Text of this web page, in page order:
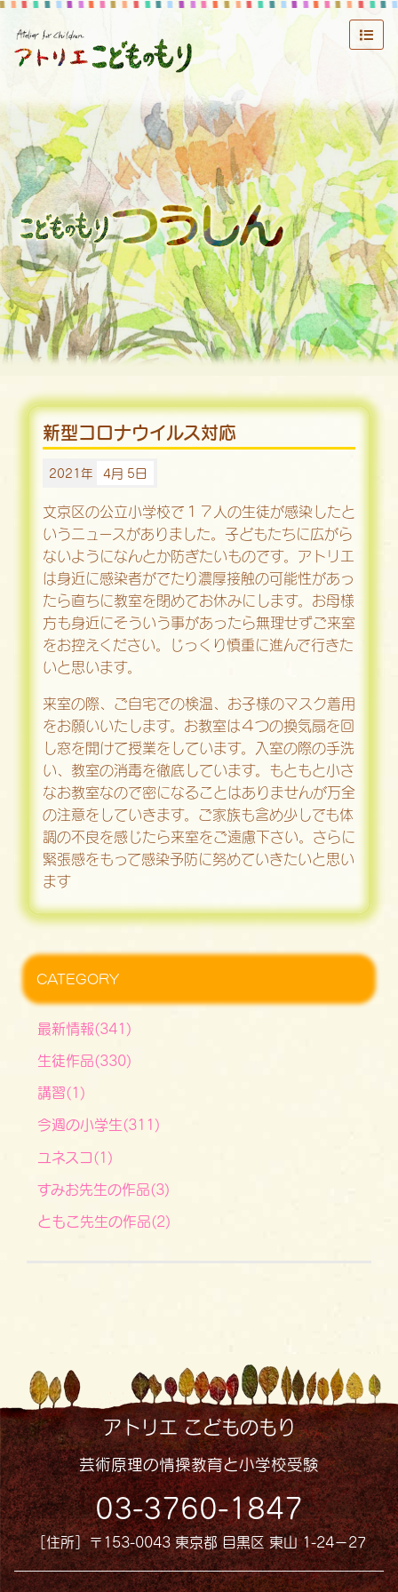
新型コロナウイルス対応
2021年 4月 5日
文京区の公立小学校で１７人の生徒が感染したと
いうニュースがありました。子どもたちに広がら
ないようになんとか防ぎたいものです。アトリエ
は身近に感染者がでたり濃厚接触の可能性があっ
たら直ちに教室を閉めてお休みにします。お母様
方も身近にそういう事があったら無理せずご来室
をお控えください。じっくり慎重に進んで行きた
いと思います。
来室の際、ご自宅での検温、お子様のマスク着用
をお願いいたします。お教室は４つの換気扇を回
し窓を開けて授業をしています。入室の際の手洗
い、教室の消毒を徹底しています。もともと小さ
なお教室なので密になることはありませんが万全
の注意をしていきます。ご家族も含め少しでも体
調の不良を感じたら来室をご遠慮下さい。さらに
緊張感をもって感染予防に努めていきたいと思い
ます
CATEGORY
最新情報(341)
生徒作品(330)
講習(1)
今週の小学生(311)
ユネスコ(1)
すみお先生の作品(3)
ともこ先生の作品(2)
アトリエ こどものもり
芸術原理の情操教育と小学校受験
03-3760-1847
［住所］〒153-0043 東京都 目黒区 東山 1-24−27